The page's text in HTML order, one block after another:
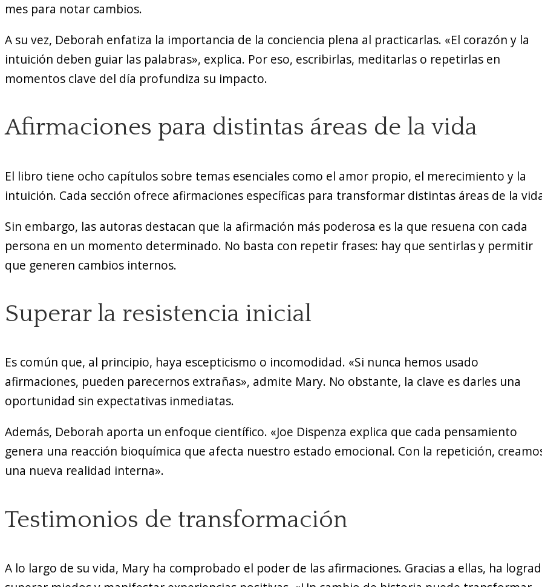
mes para notar cambios.
A su vez, Deborah enfatiza la importancia de la conciencia plena al practicarlas. «El corazón y la
intuición deben guiar las palabras», explica. Por eso, escribirlas, meditarlas o repetirlas en
momentos clave del día profundiza su impacto.
Afirmaciones para distintas áreas de la vida
El libro tiene ocho capítulos sobre temas esenciales como el amor propio, el merecimiento y la
intuición. Cada sección ofrece afirmaciones específicas para transformar distintas áreas de la
Sin embargo, las autoras destacan que la afirmación más poderosa es la que resuena con cada
persona en un momento determinado. No basta con repetir frases: hay que sentirlas y permitir
que generen cambios internos.
Superar la resistencia inicial
Es común que, al principio, haya escepticismo o incomodidad. «Si nunca hemos usado
afirmaciones, pueden parecernos extrañas», admite Mary. No obstante, la clave es darles una
oportunidad sin expectativas inmediatas.
Además, Deborah aporta un enfoque científico. «Joe Dispenza explica que cada pensamiento
genera una reacción bioquímica que afecta nuestro estado emocional. Con la repetición,
una nueva realidad interna».
Testimonios de transformación
A lo largo de su vida, Mary ha comprobado el poder de las afirmaciones. Gracias a ellas, ha